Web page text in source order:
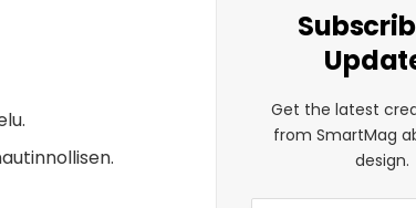
Get the latest
from SmartMag
design.